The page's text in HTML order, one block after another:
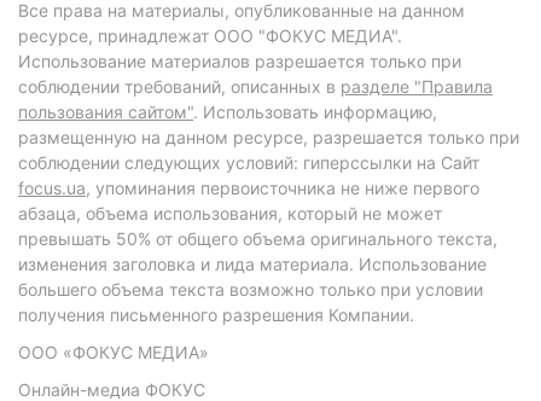
Все права на материалы, опубликованные на данном
ресурсе, принадлежат ООО "ФОКУС МЕДИА".
Использование материалов разрешается только при
соблюдении требований, описанных в разделе "Правила
пользования сайтом". Использовать информацию,
размещенную на данном ресурсе, разрешается только при
соблюдении следующих условий: гиперссылки на Сайт
focus.ua, упоминания первоисточника не ниже первого
абзаца, объема использования, который не может
превышать 50% от общего объема оригинального текста,
изменения заголовка и лида материала. Использование
большего объема текста возможно только при условии
получения письменного разрешения Компании.
ООО «ФОКУС МЕДИА»
Онлайн-медиа ФОКУС